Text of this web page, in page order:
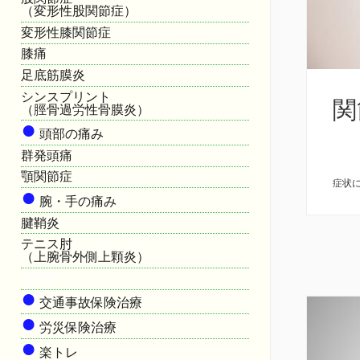
（変形性股関節症）
変形性膝関節症
膝痛
足底筋膜炎
シンスプリント
（脛骨過労性骨膜炎）
● 頭部の痛み
群発頭痛
顎関節症
● 腕・手の痛み
腱鞘炎
テニス肘
（上腕骨外側上顆炎）
● 交通事故保険治療
● 労災保険治療
● 楽トレ
症状